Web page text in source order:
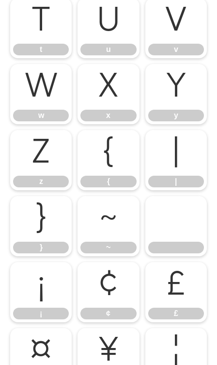
t
t
u
u
v
v
w
w
x
x
y
y
z
z
{
{
}
}
~
~
¡
¡
¢
¢
£
£
¤ ¥ ¦